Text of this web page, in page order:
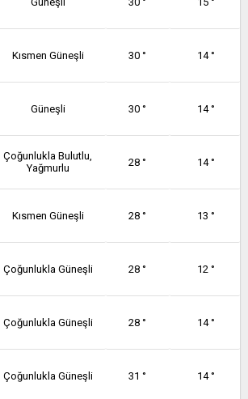
Kısmen Güneşli 30 ° 14 °
Güneşli 30 ° 14 °
Çoğunlukla Bulutlu,
Yağmurlu
28 ° 14 °
Kısmen Güneşli 28 ° 13 °
Çoğunlukla Güneşli 28 ° 12 °
Çoğunlukla Güneşli 28 ° 14 °
Çoğunlukla Güneşli 31 ° 14 °